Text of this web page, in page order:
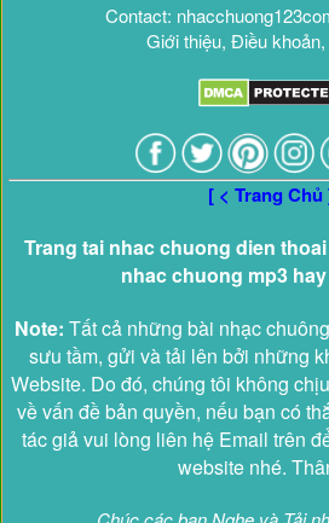
Contact:
Giới thiệu, Điều
[ < Trang Chủ
Trang tai nhac chuong dien
nhac chuong mp3
Note: Tất cả những bài nhạc
sưu tầm, gửi và tải lên bởi những
Website. Do đó, chúng tôi không
về vấn đề bản quyền, nếu bạn có
tác giả vui lòng liên hệ Email trên
website nhé.